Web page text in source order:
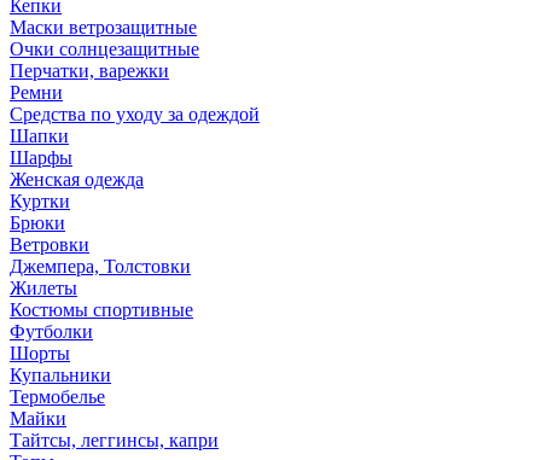
Кепки
Маски ветрозащитные
Очки солнцезащитные
Перчатки, варежки
Ремни
Средства по уходу за одеждой
Шапки
Шарфы
Женская одежда
Куртки
Брюки
Ветровки
Джемпера, Толстовки
Жилеты
Костюмы спортивные
Футболки
Шорты
Купальники
Термобелье
Майки
Тайтсы, леггинсы, капри